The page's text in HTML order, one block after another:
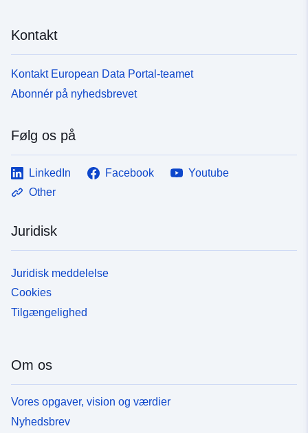
Kontakt
Kontakt European Data Portal-teamet
Abonnér på nyhedsbrevet
Følg os på
LinkedIn Facebook
Youtube
Other
Juridisk
Juridisk meddelelse
Cookies
Tilgængelighed
Om os
Vores opgaver, vision og værdier
Nyhedsbrev